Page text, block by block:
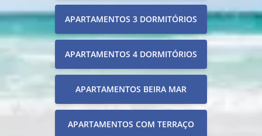
APARTAMENTOS 3 DORMITÓRIOS
APARTAMENTOS 4 DORMITÓRIOS
APARTAMENTOS BEIRA MAR
APARTAMENTOS COM TERRAÇO